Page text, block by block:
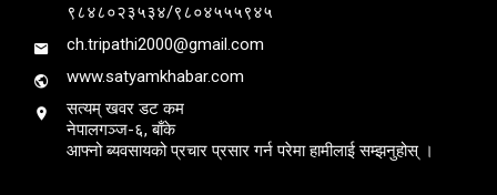
९८४८०२३५३४/९८०४५५५९४५
ch.tripathi2000@gmail.com
www.satyamkhabar.com
सत्यम् खवर डट कम
नेपालगञ्ज-६, बाँके
आफ्नो ब्यवसायको प्रचार प्रसार गर्न परेमा हामीलाई सम्झनुहोस् ।